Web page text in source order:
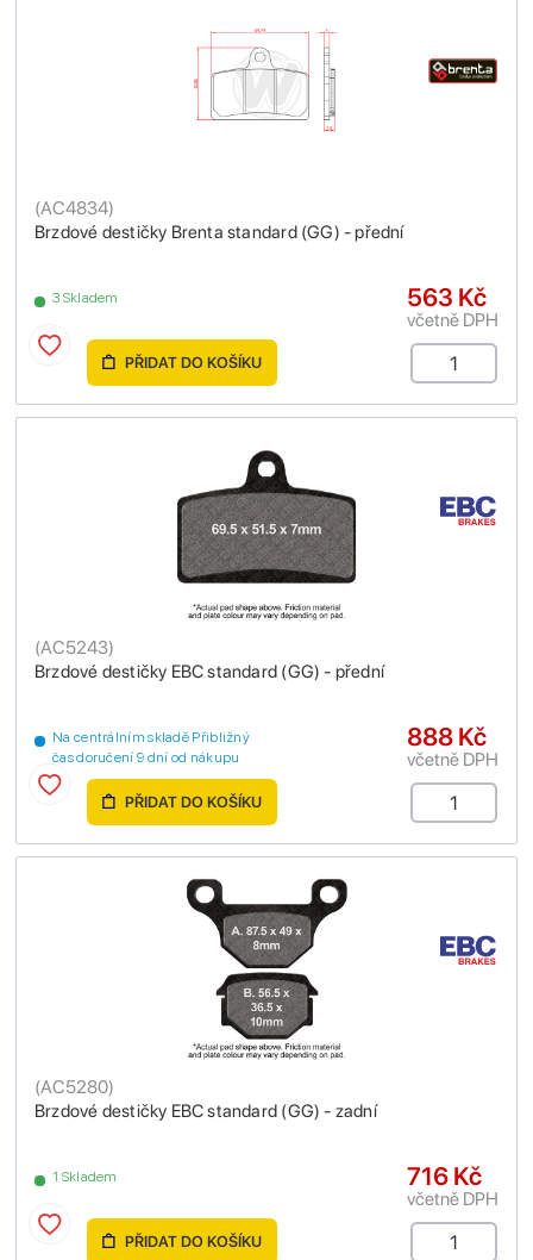
Brzdové destičky Brenta standard (GG) - přední
(AC4834)
3 Skladem 563 Kč
včetně DPH
PŘIDAT DO KOŠÍKU
Brzdové destičky EBC standard (GG) - přední
(AC5243)
Na centrálním skladě Přibližný
čas doručení 9 dní od nákupu
888 Kč
včetně DPH
PŘIDAT DO KOŠÍKU
Brzdové destičky EBC standard (GG) - zadní
(AC5280)
1 Skladem 716 Kč
včetně DPH
PŘIDAT DO KOŠÍKU